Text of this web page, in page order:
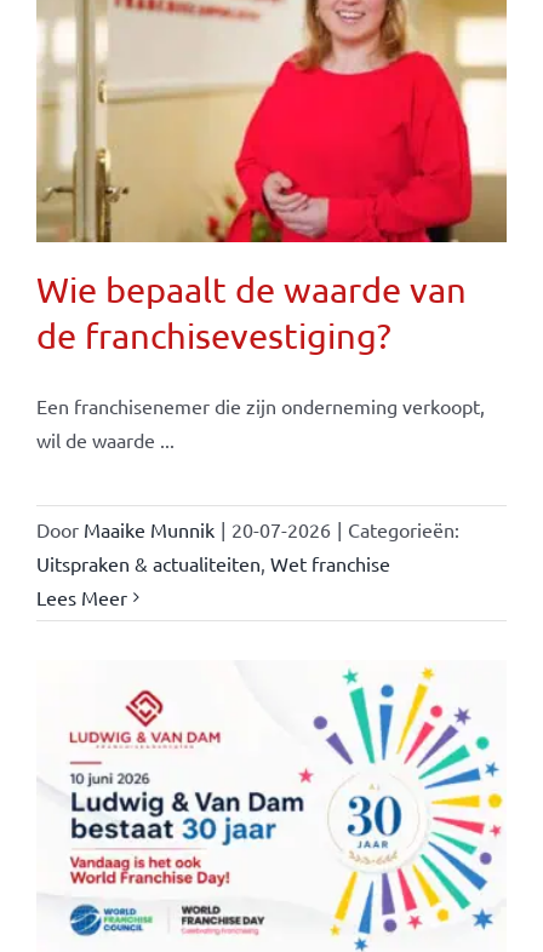
Wie bepaalt de waarde van
de franchisevestiging?
Een franchisenemer die zijn onderneming verkoopt,
wil de waarde ...
Door Maaike Munnik | 20-07-2026 | Categorieën:
Uitspraken & actualiteiten, Wet franchise
Lees Meer